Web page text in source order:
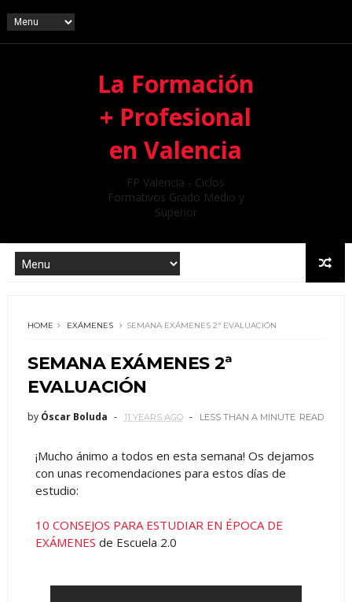
La Formación
+ Profesional
en Valencia
FP Valencia - Ciclos
Formativos Grado Medio y
Superior
HOME EXÁMENES SEMANA EXÁMENES 2ª EVALUACIÓN
SEMANA EXÁMENES 2ª
EVALUACIÓN
by Óscar Boluda 11 YEARS AGO LESS THAN A MINUTE READ
¡Mucho ánimo a todos en esta semana! Os dejamos
con unas recomendaciones para estos días de
estudio:
10 CONSEJOS PARA ESTUDIAR EN ÉPOCA DE
EXÁMENES de Escuela 2.0